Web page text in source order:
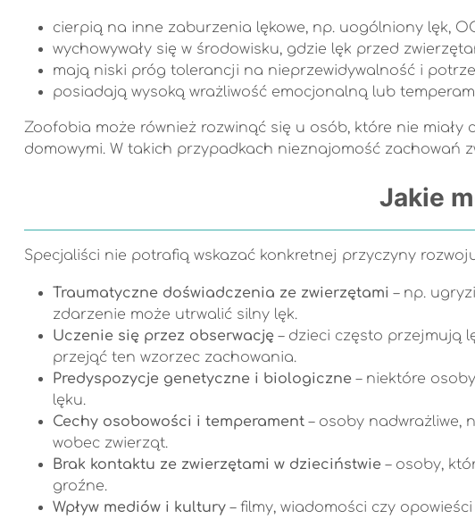
cierpią na inne zaburzenia lękowe, np. uogólniony lęk,
wychowywały się w środowisku, gdzie lęk przed
mają niski próg tolerancji na nieprzewidywalność i
posiadają wysoką wrażliwość emocjonalną lub
Zoofobia może również rozwinąć się u osób, które nie
domowymi. W takich przypadkach nieznajomość zachowań
Jakie
Specjaliści nie potrafią wskazać konkretnej przyczyny
Traumatyczne doświadczenia ze zwierzętami – np.
zdarzenie może utrwalić silny lęk.
Uczenie się przez obserwację – dzieci często przejmują
przejąć ten wzorzec zachowania.
Predyspozycje genetyczne i biologiczne – niektóre
lęku.
Cechy osobowości i temperament – osoby nadwrażliwe,
wobec zwierząt.
Brak kontaktu ze zwierzętami w dzieciństwie – osoby,
groźne.
Wpływ mediów i kultury – filmy, wiadomości czy